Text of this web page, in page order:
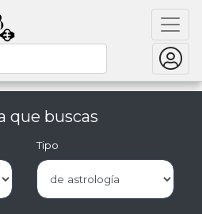
que buscas
Tipo